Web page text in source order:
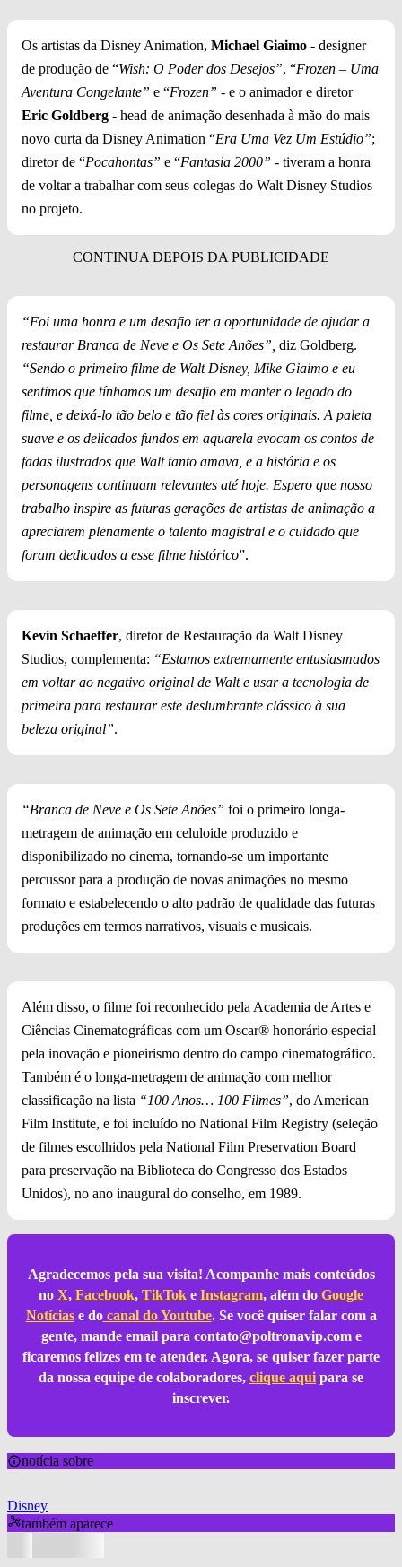
Os artistas da Disney Animation, Michael Giaimo - designer
de produção de “Wish: O Poder dos Desejos”, “Frozen – Uma
Aventura Congelante” e “Frozen” - e o animador e diretor
Eric Goldberg - head de animação desenhada à mão do mais
novo curta da Disney Animation “Era Uma Vez Um Estúdio”;
diretor de “Pocahontas” e “Fantasia 2000” - tiveram a honra
de voltar a trabalhar com seus colegas do Walt Disney Studios
no projeto.
“Foi uma honra e um desafio ter a oportunidade de ajudar a
restaurar Branca de Neve e Os Sete Anões”, diz Goldberg.
“Sendo o primeiro filme de Walt Disney, Mike Giaimo e eu
sentimos que tínhamos um desafio em manter o legado do
filme, e deixá-lo tão belo e tão fiel às cores originais. A paleta
suave e os delicados fundos em aquarela evocam os contos de
fadas ilustrados que Walt tanto amava, e a história e os
personagens continuam relevantes até hoje. Espero que nosso
trabalho inspire as futuras gerações de artistas de animação a
apreciarem plenamente o talento magistral e o cuidado que
foram dedicados a esse filme histórico”.
Kevin Schaeffer, diretor de Restauração da Walt Disney
Studios, complementa: “Estamos extremamente entusiasmados
em voltar ao negativo original de Walt e usar a tecnologia de
primeira para restaurar este deslumbrante clássico à sua
beleza original”.
“Branca de Neve e Os Sete Anões” foi o primeiro longa-
metragem de animação em celuloide produzido e
disponibilizado no cinema, tornando-se um importante
percussor para a produção de novas animações no mesmo
formato e estabelecendo o alto padrão de qualidade das futuras
produções em termos narrativos, visuais e musicais.
Além disso, o filme foi reconhecido pela Academia de Artes e
Ciências Cinematográficas com um Oscar® honorário especial
pela inovação e pioneirismo dentro do campo cinematográfico.
Também é o longa-metragem de animação com melhor
classificação na lista “100 Anos… 100 Filmes”, do American
Film Institute, e foi incluído no National Film Registry (seleção
de filmes escolhidos pela National Film Preservation Board
para preservação na Biblioteca do Congresso dos Estados
Unidos), no ano inaugural do conselho, em 1989.
Agradecemos pela sua visita! Acompanhe mais conteúdos
no X, Facebook, TikTok e Instagram, além do Google
Notíciase docanal do Youtube. Se você quiser falar com a
gente, mande email para contato@poltronavip.come
ficaremos felizes em te atender. Agora, se quiser fazer parte
da nossa equipe de colaboradores, clique aqui para se
inscrever.
notícia sobre
Disney
também aparece